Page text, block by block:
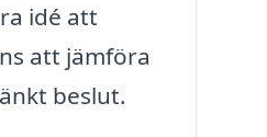
idé att
att jämföra
beslut.